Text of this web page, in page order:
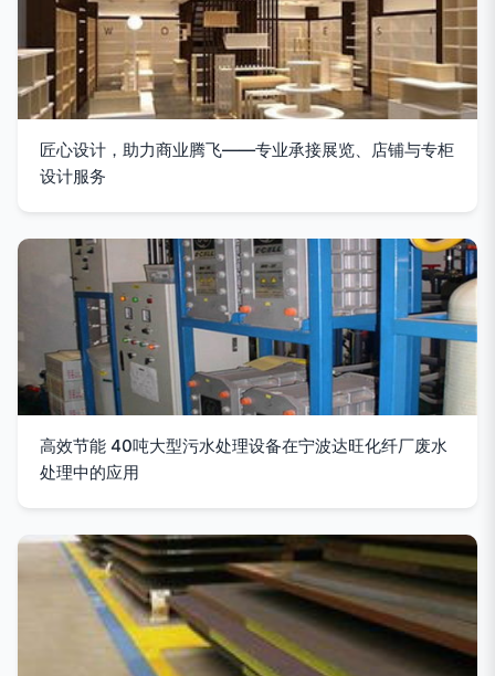
匠心设计，助力商业腾飞——专业承接展览、店铺与专柜
设计服务
高效节能 40吨大型污水处理设备在宁波达旺化纤厂废水
处理中的应用